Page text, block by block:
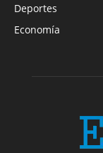
Deportes
Economía